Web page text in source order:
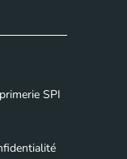
SPI